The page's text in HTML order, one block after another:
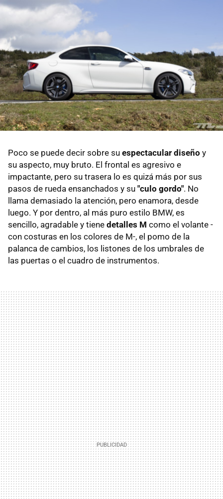
Poco se puede decir sobre su espectacular diseño y
su aspecto, muy bruto. El frontal es agresivo e
impactante, pero su trasera lo es quizá más por sus
pasos de rueda ensanchados y su "culo gordo". No
llama demasiado la atención, pero enamora, desde
luego. Y por dentro, al más puro estilo BMW, es
sencillo, agradable y tiene detalles M como el volante -
con costuras en los colores de M-, el pomo de la
palanca de cambios, los listones de los umbrales de
las puertas o el cuadro de instrumentos.